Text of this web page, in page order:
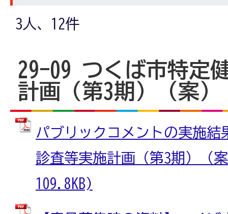
3人、12件
29-09 つくば市特定
計画（第3期）（案）
パブリックコメントの実施結
診査等実施計画（第3期）（
109.8KB)